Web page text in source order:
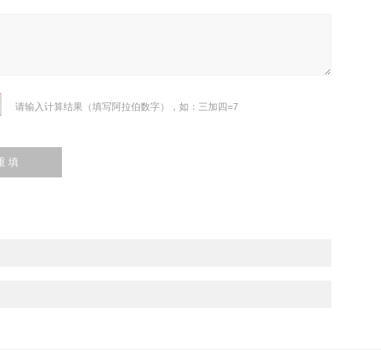
请输入计算结果（填写阿拉伯数字），如：三加四=7